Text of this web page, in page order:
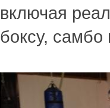
включая
боксу, самбо